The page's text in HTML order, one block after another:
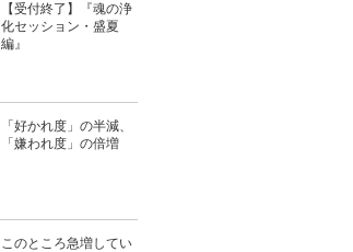
【受付終了】『魂の浄
化セッション・盛夏
編』
「好かれ度」の半減、
「嫌われ度」の倍増
このところ急増してい